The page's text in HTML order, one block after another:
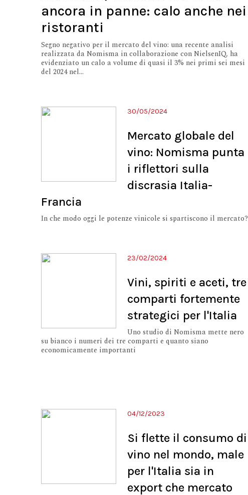
ancora in panne: calo anche nei
ristoranti
Segno negativo per il mercato del vino: una recente analisi
realizzata da Nomisma in collaborazione con NielsenIQ, ha
evidenziato un calo a volume di quasi il 3% nei primi sei mesi
del 2024 nel...
30/05/2024
Mercato globale del
vino: Nomisma punta
i riflettori sulla
discrasia Italia-
Francia
In che modo oggi le potenze vinicole si spartiscono il mercato?
23/02/2024
Vini, spiriti e aceti, tre
comparti fortemente
strategici per l'Italia
Uno studio di Nomisma mette nero
su bianco i numeri dei tre comparti e quanto siano
economicamente importanti
04/12/2023
Si flette il consumo di
vino nel mondo, male
per l'Italia sia in
export che mercato